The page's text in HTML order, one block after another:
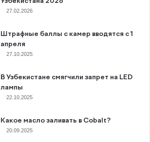
27.02.2026
Штрафные баллы с камер вводятся с 1
апреля
27.10.2025
В Узбекистане смягчили запрет на LED
лампы
22.10.2025
Какое масло заливать в Cobalt?
20.09.2025